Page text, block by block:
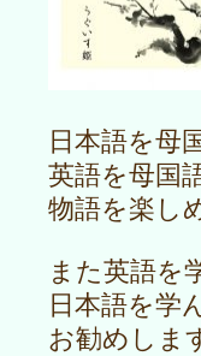
日本語を母
英語を母国
物語を楽し
また英語を
日本語を学
お勧めしま